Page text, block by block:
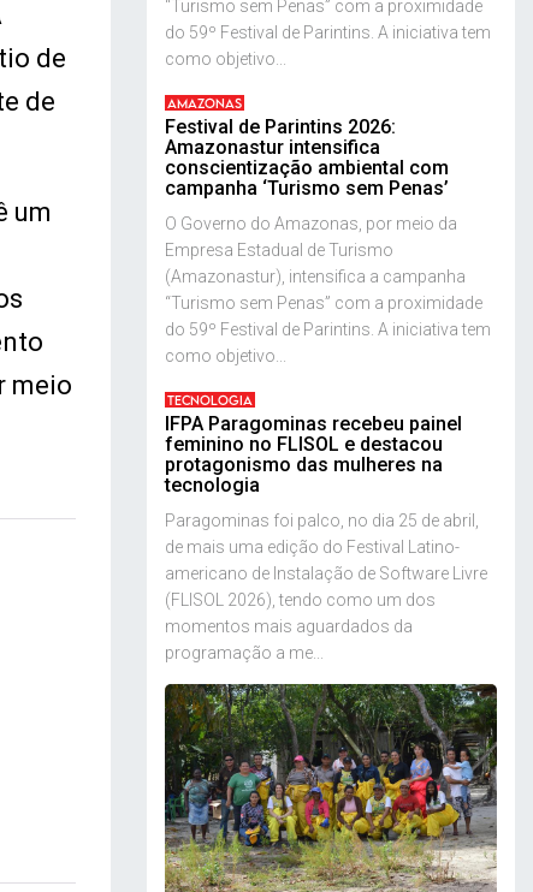
de
de
um
meio
“Turismo sem Penas” com a proximidade
do 59º Festival de Parintins. A iniciativa tem
como objetivo...
AMAZONAS
Festival de Parintins 2026:
Amazonastur intensifica
conscientização ambiental com
campanha ‘Turismo sem Penas’
O Governo do Amazonas, por meio da
Empresa Estadual de Turismo
(Amazonastur), intensifica a campanha
“Turismo sem Penas” com a proximidade
do 59º Festival de Parintins. A iniciativa tem
como objetivo...
TECNOLOGIA
IFPA Paragominas recebeu painel
feminino no FLISOL e destacou
protagonismo das mulheres na
tecnologia
Paragominas foi palco, no dia 25 de abril,
de mais uma edição do Festival Latino-
americano de Instalação de Software Livre
(FLISOL 2026), tendo como um dos
momentos mais aguardados da
programação a me...